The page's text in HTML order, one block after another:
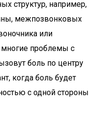
структур, например,
межпозвонковых
или
многие проблемы с
боль по центру
когда боль будет
с одной стороны